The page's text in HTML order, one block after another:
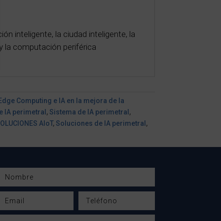
inteligente, la ciudad inteligente, la
la computación periférica
Edge Computing e IA en la mejora de la
IA perimetral , Sistema de IA perimetral ,
AIoT, Soluciones de IA perimetral ,